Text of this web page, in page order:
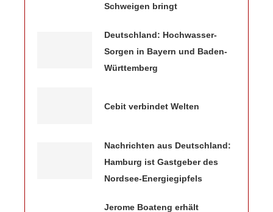
Schweigen bringt
Deutschland: Hochwasser-
Sorgen in Bayern und Baden-
Württemberg
Cebit verbindet Welten
Nachrichten aus Deutschland:
Hamburg ist Gastgeber des
Nordsee-Energiegipfels
Jerome Boateng erhält